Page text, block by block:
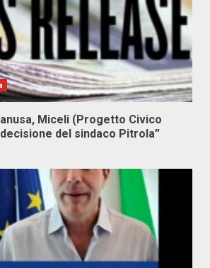
Miceli (Progetto Civico
del sindaco Pitrola”